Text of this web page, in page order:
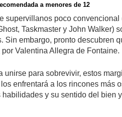
a menores de 12
supervillanos poco
Taskmaster y John Walker)
Sin embargo, pronto descubren
Valentina Allegra de Fontaine.
unirse para sobrevivir, estos
enfrentará a los rincones más
habilidades y su sentido del bien